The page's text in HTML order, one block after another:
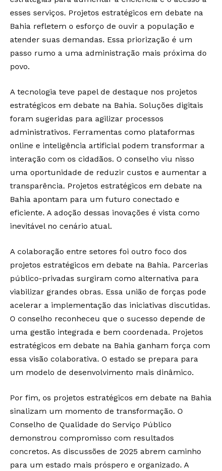
esses serviços. Projetos estratégicos em debate na
Bahia refletem o esforço de ouvir a população e
atender suas demandas. Essa priorização é um
passo rumo a uma administração mais próxima do
povo.
A tecnologia teve papel de destaque nos projetos
estratégicos em debate na Bahia. Soluções digitais
foram sugeridas para agilizar processos
administrativos. Ferramentas como plataformas
online e inteligência artificial podem transformar a
interação com os cidadãos. O conselho viu nisso
uma oportunidade de reduzir custos e aumentar a
transparência. Projetos estratégicos em debate na
Bahia apontam para um futuro conectado e
eficiente. A adoção dessas inovações é vista como
inevitável no cenário atual.
A colaboração entre setores foi outro foco dos
projetos estratégicos em debate na Bahia. Parcerias
público-privadas surgiram como alternativa para
viabilizar grandes obras. Essa união de forças pode
acelerar a implementação das iniciativas discutidas.
O conselho reconheceu que o sucesso depende de
uma gestão integrada e bem coordenada. Projetos
estratégicos em debate na Bahia ganham força com
essa visão colaborativa. O estado se prepara para
um modelo de desenvolvimento mais dinâmico.
Por fim, os projetos estratégicos em debate na Bahia
sinalizam um momento de transformação. O
Conselho de Qualidade do Serviço Público
demonstrou compromisso com resultados
concretos. As discussões de 2025 abrem caminho
para um estado mais próspero e organizado. A